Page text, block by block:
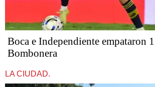
Boca e Independiente empataron
Bombonera
LA CIUDAD.